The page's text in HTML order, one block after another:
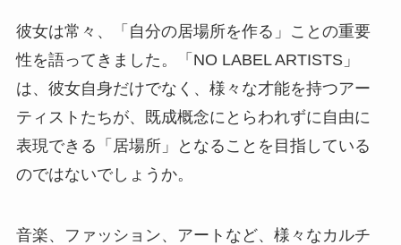
彼女は常々、「自分の居場所を作る」ことの重要
性を語ってきました。「NO LABEL ARTISTS」
は、彼女自身だけでなく、様々な才能を持つアー
ティストたちが、既成概念にとらわれずに自由に
表現できる「居場所」となることを目指している
のではないでしょうか。
音楽、ファッション、アートなど、様々なカルチ